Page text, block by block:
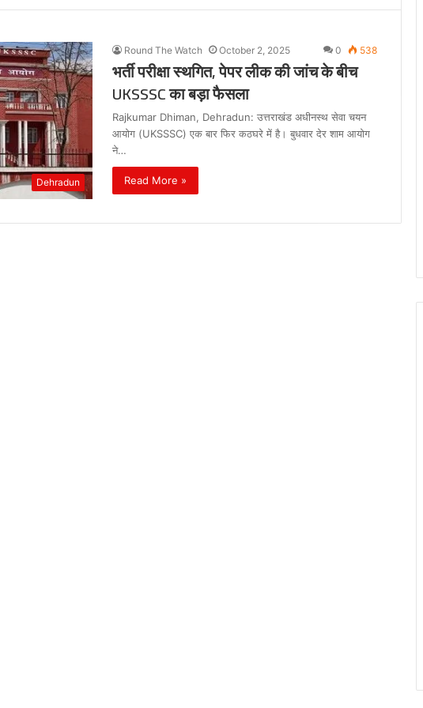
Dehradun
Round The Watch October 2, 2025 0 538
भर्ती परीक्षा स्थगित, पेपर लीक की जांच के बीच
UKSSSC का बड़ा फैसला
Rajkumar Dhiman, Dehradun: उत्तराखंड अधीनस्थ सेवा चयन
आयोग (UKSSSC) एक बार फिर कठघरे में है। बुधवार देर शाम आयोग
ने…
Read More »